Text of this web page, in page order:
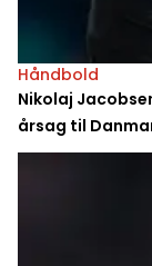
Håndbold
Nikolaj
årsag til